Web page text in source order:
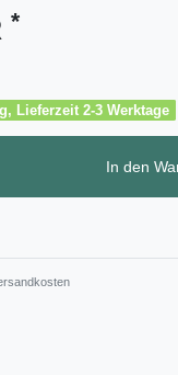
*
Lieferzeit 2-3 Werktage
In den